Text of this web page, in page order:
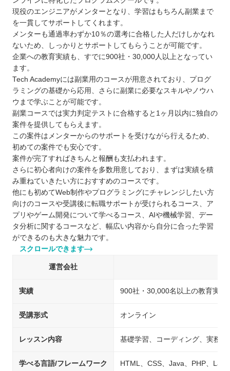
現役のエンジニアがメンターとなり、学習はもちろん副業まで
を一貫してサポートしてくれます。
メンターも通過率わずか10％の選考に合格した人だけしかなれ
ないため、しっかりとサポートしてもらうことが可能です。
企業への教育実績も、すでに900社・30,000人以上となってい
ます。
Tech Academyには副業用のコースが用意されており、プログ
ラミングの基礎から応用、さらに副業に必要なスキルやノウハ
ウまで学ぶことが可能です。
副業コースでは実力判定テストに合格すると1ヶ月以内に独自の
案件を提供してもらえます。
この案件はメンターからのサポートを受けながら行えるため、
初めての案件でも安心です。
案件が完了すればきちんと報酬も支払われます。
さらに初心者向けの案件を多数用意しており、まずは実績を積
み重ねていきたい方におすすめのコースです。
他にも初めてWeb制作やプログラミングにチャレンジしたい方
向けのコースや受講後に転職サポートが受けられるコース、ア
プリやゲーム開発について学べるコース、AIや機械学習、デー
タ分析に関するコースなど、幅広い内容から自分に合った学習
ができるのも大きな魅力です。
スクロールできます
運営会社
実績 900社・30,000名以上の教育実績
受講形式 オンライン
レッスン内容 基礎学習、コーディング、実務
学べる言語/フレームワーク HTML、CSS、Java、PHP、